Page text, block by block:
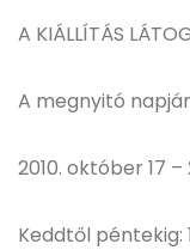
A KIÁLLÍTÁS
A megnyitó
2010. október 17 –
Keddtől péntekig: